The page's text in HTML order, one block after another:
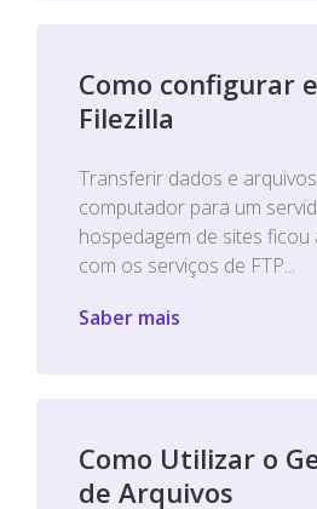
Como configurar
Filezilla
Transferir dados e
computador para um
hospedagem de sites ficou
com os serviços de FTP...
Saber mais
Como Utilizar o
de Arquivos